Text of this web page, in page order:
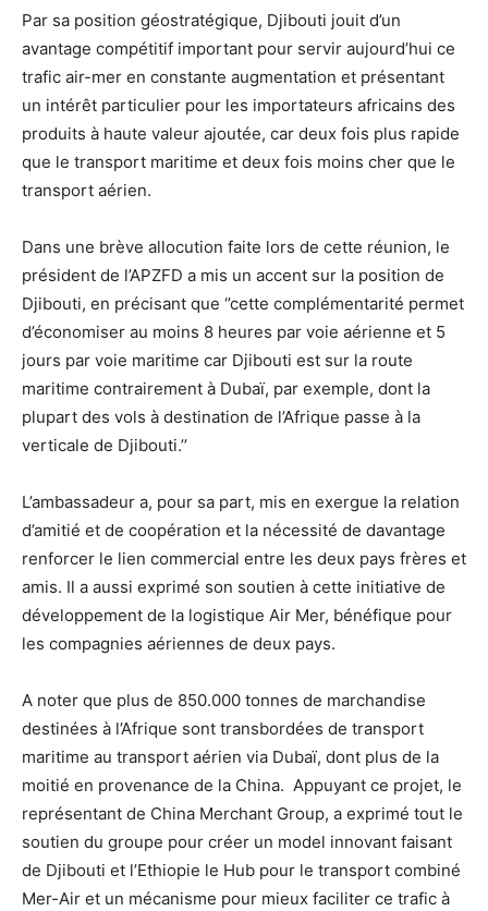
Par sa position géostratégique, Djibouti jouit d’un
avantage compétitif important pour servir aujourd’hui ce
trafic air-mer en constante augmentation et présentant
un intérêt particulier pour les importateurs africains des
produits à haute valeur ajoutée, car deux fois plus rapide
que le transport maritime et deux fois moins cher que le
transport aérien.
Dans une brève allocution faite lors de cette réunion, le
président de l’APZFD a mis un accent sur la position de
Djibouti, en précisant que ‘’cette complémentarité permet
d’économiser au moins 8 heures par voie aérienne et 5
jours par voie maritime car Djibouti est sur la route
maritime contrairement à Dubaï, par exemple, dont la
plupart des vols à destination de l’Afrique passe à la
verticale de Djibouti.’’
L’ambassadeur a, pour sa part, mis en exergue la relation
d’amitié et de coopération et la nécessité de davantage
renforcer le lien commercial entre les deux pays frères et
amis. Il a aussi exprimé son soutien à cette initiative de
développement de la logistique Air Mer, bénéfique pour
les compagnies aériennes de deux pays.
A noter que plus de 850.000 tonnes de marchandise
destinées à l’Afrique sont transbordées de transport
maritime au transport aérien via Dubaï, dont plus de la
moitié en provenance de la China. Appuyant ce projet, le
représentant de China Merchant Group, a exprimé tout le
soutien du groupe pour créer un model innovant faisant
de Djibouti et l’Ethiopie le Hub pour le transport combiné
Mer-Air et un mécanisme pour mieux faciliter ce trafic à